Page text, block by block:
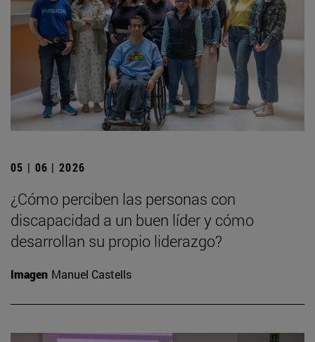
05 | 06 | 2026
¿Cómo perciben las personas con
discapacidad a un buen líder y cómo
desarrollan su propio liderazgo?
Imagen Manuel Castells